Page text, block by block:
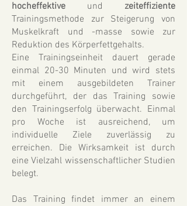
hocheffektive und zeiteffiziente
Trainingsmethode zur Steigerung von
Muskelkraft und -masse sowie zur
Reduktion des Körperfettgehalts.
Eine Trainingseinheit dauert gerade
einmal 20-30 Minuten und wird stets
mit einem ausgebildeten Trainer
durchgeführt, der das Training sowie
den Trainingserfolg überwacht. Einmal
pro Woche ist ausreichend, um
individuelle Ziele zuverlässig zu
erreichen. Die Wirksamkeit ist durch
eine Vielzahl wissenschaftlicher Studien
belegt.
Das Training findet immer an einem